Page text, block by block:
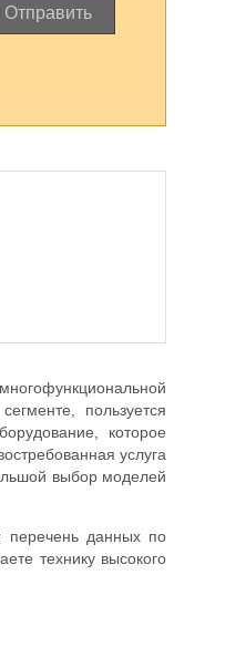
Отправить
пользуется
которое
услуга
выбор моделей
перечень данных по
технику высокого